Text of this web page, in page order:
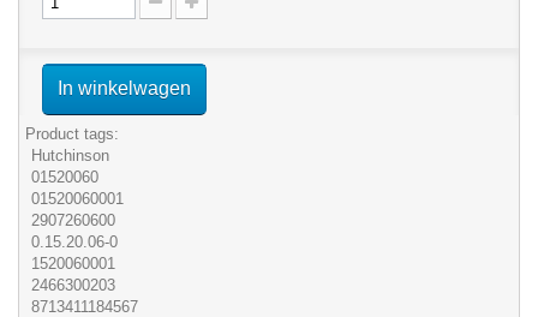
In winkelwagen
Product tags:
Hutchinson
01520060
01520060001
2907260600
0.15.20.06-0
1520060001
2466300203
8713411184567